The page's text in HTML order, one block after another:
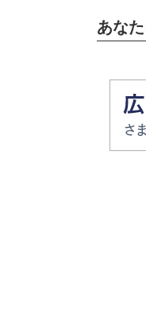
あな